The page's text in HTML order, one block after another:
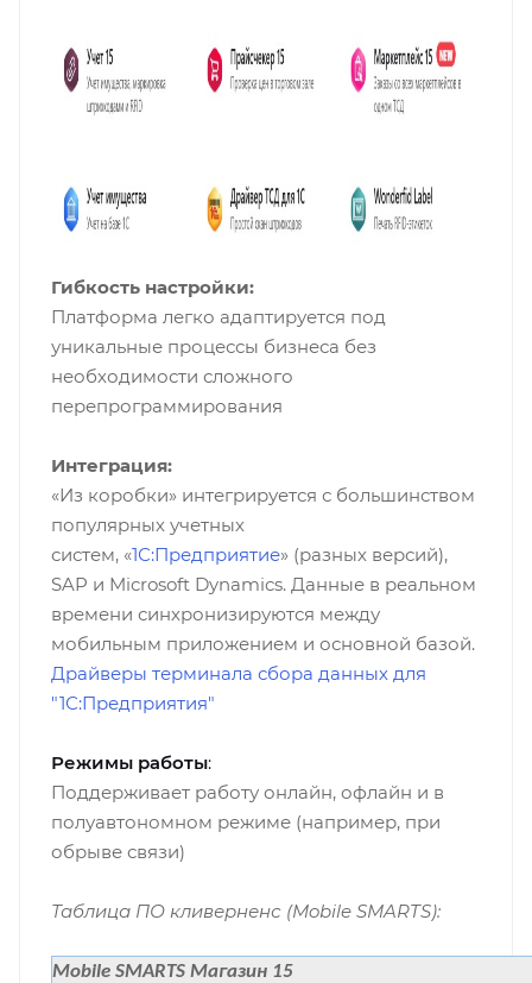
Гибкость настройки:
Платформа легко адаптируется под
уникальные процессы бизнеса без
необходимости сложного
перепрограммирования
Интеграция:
«Из коробки» интегрируется с большинством
популярных учетных
систем, «1С:Предприятие» (разных версий),
SAP и Microsoft Dynamics. Данные в реальном
времени синхронизируются между
мобильным приложением и основной базой.
Драйверы терминала сбора данных для
"1С:Предприятия"
Режимы работы:
Поддерживает работу онлайн, офлайн и в
полуавтономном режиме (например, при
обрыве связи)
Таблица ПО кливерненс (Mobile SMARTS):
Mobile SMARTS Магазин 15